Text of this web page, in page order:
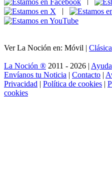
|
Ver La Noción en: Móvil | Clásica
La Noción ® 2011 - 2026 | Ayuda
Envíanos tu Noticia | Contacto |
Privacidad | Política de cookies |
cookies